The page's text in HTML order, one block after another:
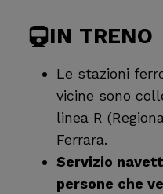
IN TRENO
Le stazioni
vicine sono
linea R
Ferrara.
Servizio
persone che